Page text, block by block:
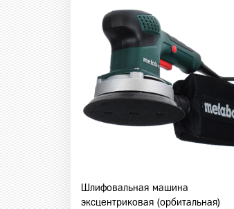
Шлифовальная машина
эксцентриковая (орбитальная)